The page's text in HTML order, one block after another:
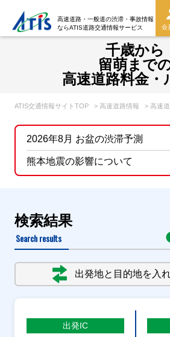
高速道路・一般道の渋滞・事故情報
ならATIS道路交通情報サービス
会
千歳から
留萌まで
高速道路料金・
ATIS交通情報サイトTOP > 高速道路情報 > 高速
2026年8月 お盆の渋滞予測
熊本地震の影響について
検索結果
Search results
出発地と目的地を入
出発IC